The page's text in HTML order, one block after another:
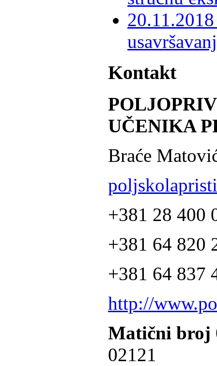
Kontakt
UČENIKA
Braće
+381 28 400
+381 64 820
+381 64 837
http://
Matični broj
02121